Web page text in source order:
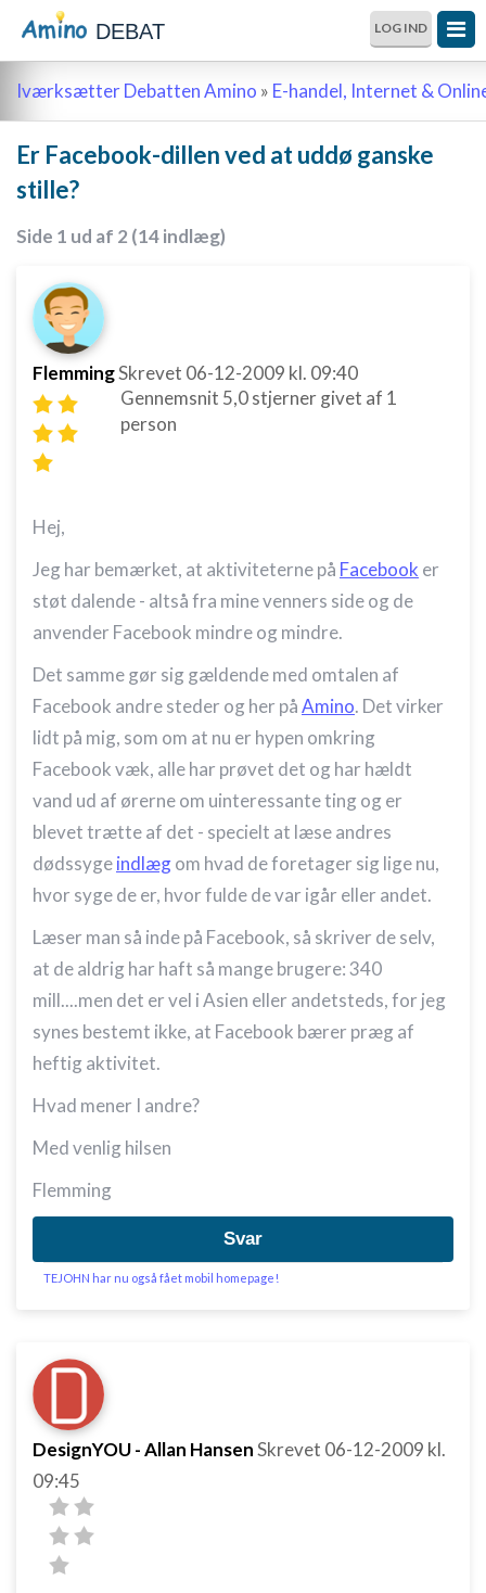
DEBAT LOG IND
Iværksætter Debatten Amino » E-handel, Internet &
Er Facebook-dillen ved at uddø ganske
stille?
Side 1 ud af 2 (14 indlæg)
FlemmingSkrevet 06-12-2009 kl. 09:40
Gennemsnit 5,0stjerner givet af 1
person
Hej,
Jeg har bemærket, at aktiviteterne på Facebook er
støt dalende - altså fra mine venners side og de
anvender Facebook mindre og mindre.
Det samme gør sig gældende med omtalen af
Facebook andre steder og her påAmino. Det virker
lidt på mig, som om at nu er hypen omkring
Facebook væk, alle har prøvet det og har hældt
vand ud af ørerne om uinteressante ting og er
blevet trætte af det - specielt at læse andres
dødssygeindlægom hvad de foretager sig lige nu,
hvor syge de er, hvor fulde de var igår eller andet.
Læser man så inde på Facebook, så skriver de selv,
at de aldrig har haft så mange brugere: 340
mill....men det er vel i Asien eller andetsteds, for jeg
synes bestemt ikke, at Facebook bærer præg af
heftig aktivitet.
Hvad mener I andre?
Med venlig hilsen
Flemming
Svar
TEJOHN har nu også fået mobil homepage!
DesignYOU - Allan HansenSkrevet 06-12-2009 kl.
09:45